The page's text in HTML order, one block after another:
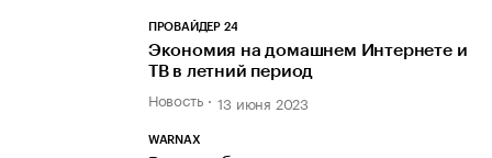
ПРОВАЙДЕР 24
Экономия на домашнем Интернете и
ТВ в летний период
Новость 13 июня 2023
WARNAX